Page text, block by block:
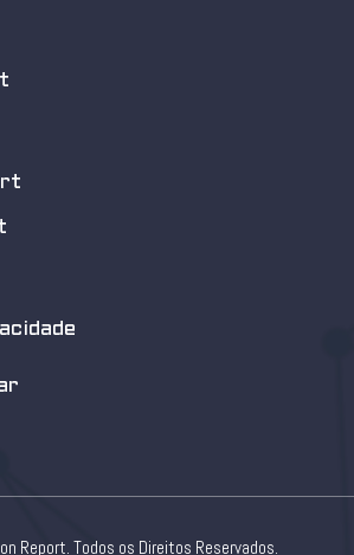
Report. Todos os Direitos Reservados.